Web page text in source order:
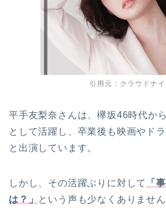
引用元：クラウドナイ
平手友梨奈さんは、欅坂46時代か
として活躍し、卒業後も映画やド
と出演しています。
しかし、その活躍ぶりに対して
「
は？」 という声も少なくありません